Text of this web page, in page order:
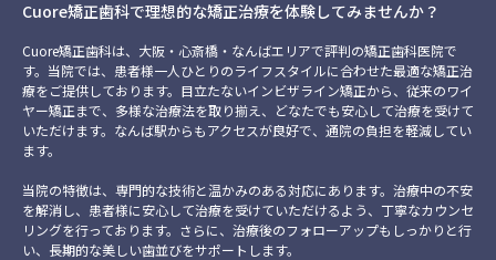
Cuore矯正歯科で理想的な矯正治療を体験してみませんか？
Cuore矯正歯科は、大阪・心斎橋・なんばエリアで評判の矯正歯科医院で
す。当院では、患者様一人ひとりのライフスタイルに合わせた最適な矯正治
療をご提供しております。目立たないインビザライン矯正から、従来のワイ
ヤー矯正まで、多様な治療法を取り揃え、どなたでも安心して治療を受けて
いただけます。なんば駅からもアクセスが良好で、通院の負担を軽減してい
ます。
当院の特徴は、専門的な技術と温かみのある対応にあります。治療中の不安
を解消し、患者様に安心して治療を受けていただけるよう、丁寧なカウンセ
リングを行っております。さらに、治療後のフォローアップもしっかりと行
い、長期的な美しい歯並びをサポートします。